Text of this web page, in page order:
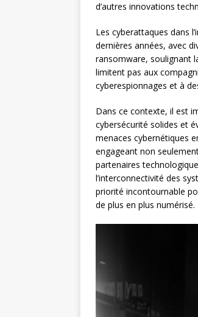
d’autres innovations
Les cyberattaques dans
dernières années, avec
ransomware, soulignant
limitent pas aux
cyberespionnages et à
Dans ce contexte, il est
cybersécurité solides et
menaces cybernétiques
engageant non
partenaires
l’interconnectivité des
priorité incontournable
de plus en plus numérisé.